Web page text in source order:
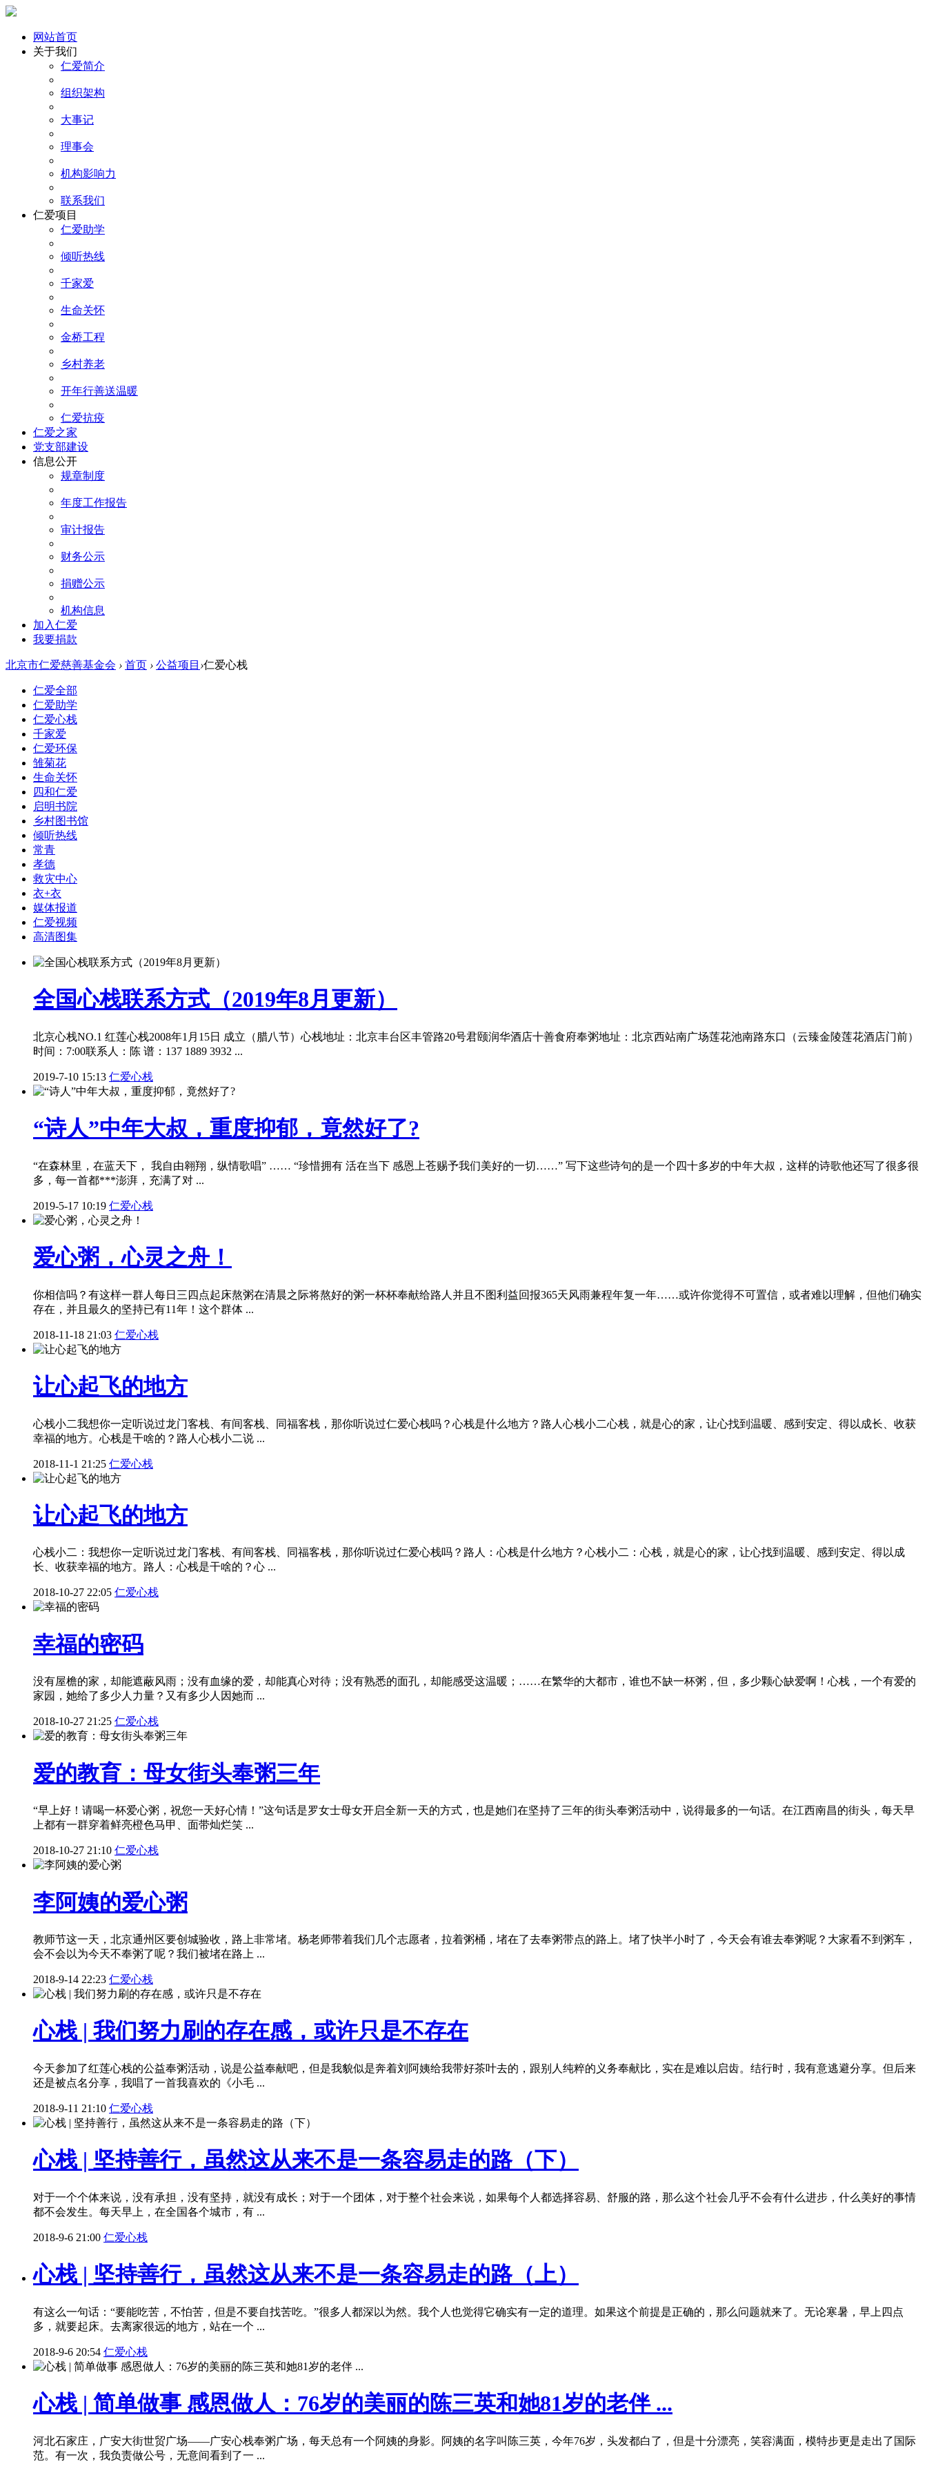
网站首页
关于我们
仁爱简介
组织架构
大事记
理事会
机构影响力
联系我们
仁爱项目
仁爱助学
倾听热线
千家爱
生命关怀
金桥工程
乡村养老
开年行善送温暖
仁爱抗疫
仁爱之家
党支部建设
信息公开
规章制度
年度工作报告
审计报告
财务公示
捐赠公示
机构信息
加入仁爱
我要捐款
北京市仁爱慈善基金会 › 首页 › 公益项目 ›仁爱心栈
仁爱全部
仁爱助学
仁爱心栈
千家爱
仁爱环保
雏菊花
生命关怀
四和仁爱
启明书院
乡村图书馆
倾听热线
常青
孝德
救灾中心
衣+衣
媒体报道
仁爱视频
高清图集
全国心栈联系方式（2019年8月更新）
北京心栈NO.1 红莲心栈2008年1月15日 成立（腊八节）心栈地址：北京丰台区丰管路20号君颐润华酒店十善食府奉粥地址：北京西站南广场莲花池南路东口（云臻金陵莲花酒店门前）
时间：7:00联系人：陈 谱：137 1889 3932 ...
2019-7-10 15:13 仁爱心栈
“诗人”中年大叔，重度抑郁，竟然好了?
“在森林里，在蓝天下， 我自由翱翔，纵情歌唱” …… “珍惜拥有 活在当下 感恩上苍赐予我们美好的一切……” 写下这些诗句的是一个四十多岁的中年大叔，这样的诗歌他还写了很多很
多，每一首都***澎湃，充满了对 ...
2019-5-17 10:19 仁爱心栈
爱心粥，心灵之舟！
你相信吗？有这样一群人每日三四点起床熬粥在清晨之际将熬好的粥一杯杯奉献给路人并且不图利益回报365天风雨兼程年复一年……或许你觉得不可置信，或者难以理解，但他们确实
存在，并且最久的坚持已有11年！这个群体 ...
2018-11-18 21:03 仁爱心栈
让心起飞的地方
心栈小二我想你一定听说过龙门客栈、有间客栈、同福客栈，那你听说过仁爱心栈吗？心栈是什么地方？路人心栈小二心栈，就是心的家，让心找到温暖、感到安定、得以成长、收获
幸福的地方。心栈是干啥的？路人心栈小二说 ...
2018-11-1 21:25 仁爱心栈
让心起飞的地方
心栈小二：我想你一定听说过龙门客栈、有间客栈、同福客栈，那你听说过仁爱心栈吗？路人：心栈是什么地方？心栈小二：心栈，就是心的家，让心找到温暖、感到安定、得以成
长、收获幸福的地方。路人：心栈是干啥的？心 ...
2018-10-27 22:05 仁爱心栈
幸福的密码
没有屋檐的家，却能遮蔽风雨；没有血缘的爱，却能真心对待；没有熟悉的面孔，却能感受这温暖；……在繁华的大都市，谁也不缺一杯粥，但，多少颗心缺爱啊！心栈，一个有爱的
家园，她给了多少人力量？又有多少人因她而 ...
2018-10-27 21:25 仁爱心栈
爱的教育：母女街头奉粥三年
“早上好！请喝一杯爱心粥，祝您一天好心情！”这句话是罗女士母女开启全新一天的方式，也是她们在坚持了三年的街头奉粥活动中，说得最多的一句话。在江西南昌的街头，每天早
上都有一群穿着鲜亮橙色马甲、面带灿烂笑 ...
2018-10-27 21:10 仁爱心栈
李阿姨的爱心粥
教师节这一天，北京通州区要创城验收，路上非常堵。杨老师带着我们几个志愿者，拉着粥桶，堵在了去奉粥带点的路上。堵了快半小时了，今天会有谁去奉粥呢？大家看不到粥车，
会不会以为今天不奉粥了呢？我们被堵在路上 ...
2018-9-14 22:23 仁爱心栈
心栈 | 我们努力刷的存在感，或许只是不存在
今天参加了红莲心栈的公益奉粥活动，说是公益奉献吧，但是我貌似是奔着刘阿姨给我带好茶叶去的，跟别人纯粹的义务奉献比，实在是难以启齿。结行时，我有意逃避分享。但后来
还是被点名分享，我唱了一首我喜欢的《小毛 ...
2018-9-11 21:10 仁爱心栈
心栈 | 坚持善行，虽然这从来不是一条容易走的路（下）
对于一个个体来说，没有承担，没有坚持，就没有成长；对于一个团体，对于整个社会来说，如果每个人都选择容易、舒服的路，那么这个社会几乎不会有什么进步，什么美好的事情
都不会发生。每天早上，在全国各个城市，有 ...
2018-9-6 21:00 仁爱心栈
心栈 | 坚持善行，虽然这从来不是一条容易走的路（上）
有这么一句话：“要能吃苦，不怕苦，但是不要自找苦吃。”很多人都深以为然。我个人也觉得它确实有一定的道理。如果这个前提是正确的，那么问题就来了。无论寒暑，早上四点
多，就要起床。去离家很远的地方，站在一个 ...
2018-9-6 20:54 仁爱心栈
心栈 | 简单做事 感恩做人：76岁的美丽的陈三英和她81岁的老伴 ...
河北石家庄，广安大街世贸广场——广安心栈奉粥广场，每天总有一个阿姨的身影。阿姨的名字叫陈三英，今年76岁，头发都白了，但是十分漂亮，笑容满面，模特步更是走出了国际
范。有一次，我负责做公号，无意间看到了一 ...